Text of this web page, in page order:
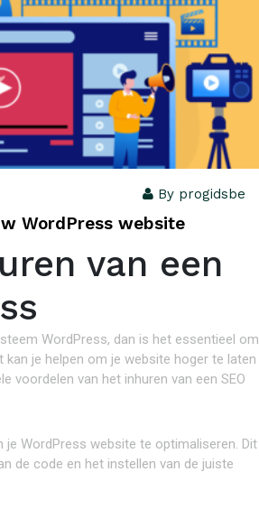
By progidsbe
WordPress website
van een
WordPress, dan is het essentieel om
kan je helpen om je website hoger te laten
voordelen van het inhuren van een SEO
je WordPress website te optimaliseren. Dit
de code en het instellen van de juiste